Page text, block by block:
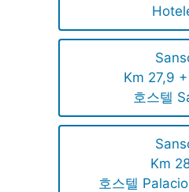
Km 27,9
호스텔
Km
호스텔